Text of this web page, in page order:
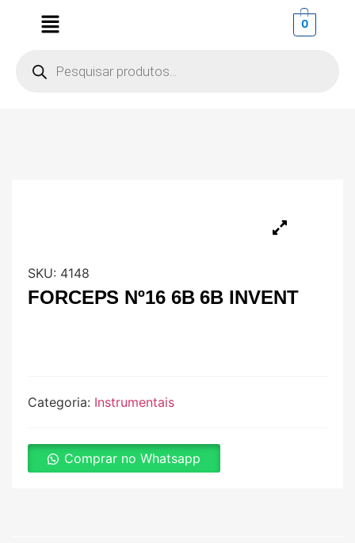
0
SKU: 4148
FORCEPS Nº16 6B 6B INVENT
Categoria: Instrumentais
Comprar no Whatsapp